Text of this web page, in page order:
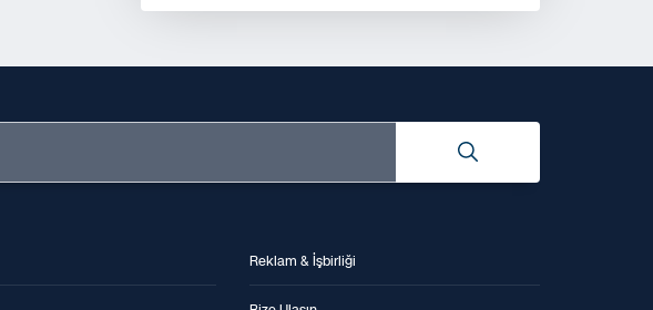
Reklam & İşbirliği